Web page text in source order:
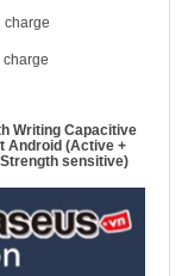
charge
charge
Writing Capacitive
Android (Active +
sensitive)